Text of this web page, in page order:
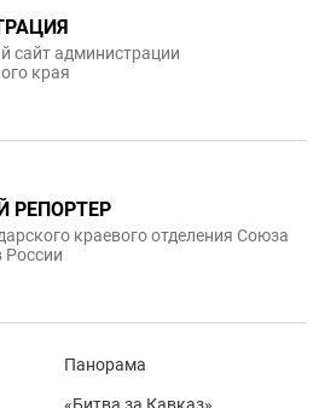
сайт администрации
края
РЕПОРТЕР
краевого отделения Союза
России
Панорама